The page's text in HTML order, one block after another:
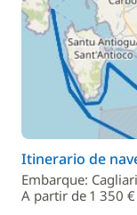
Itinerario de
Embarque: Cagliari
A partir de 1 350 €